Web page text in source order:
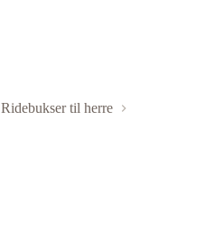
Ridebukser til herre